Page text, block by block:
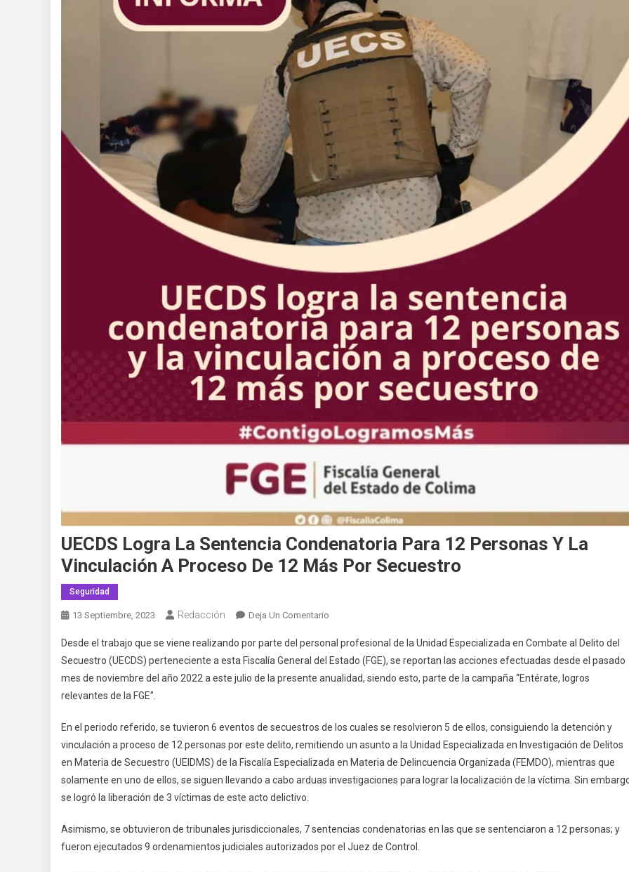
UECDS Logra La Sentencia Condenatoria Para 12 Personas Y La
Vinculación A Proceso De 12 Más Por Secuestro
Seguridad
13 Septiembre, 2023 Redacción Deja Un Comentario
Logra
La
Sentencia
12
Personas
Y
La
Proceso
Desde el trabajo que se viene realizando por parte del personal profesional de la Unidad Especializada en Combate al Delito del
Secuestro (UECDS) perteneciente a esta Fiscalía General del Estado (FGE), se reportan las acciones efectuadas desde el pasado
mes de noviembre del año 2022 a este julio de la presente anualidad, siendo esto, parte de la campaña “Entérate, logros
relevantes de la FGE”.
En el periodo referido, se tuvieron 6 eventos de secuestros de los cuales se resolvieron 5 de ellos, consiguiendo la detención y
vinculación a proceso de 12 personas por este delito, remitiendo un asunto a la Unidad Especializada en Investigación de Delitos
en Materia de Secuestro (UEIDMS) de la Fiscalía Especializada en Materia de Delincuencia Organizada (FEMDO), mientras que
solamente en uno de ellos, se siguen llevando a cabo arduas investigaciones para lograr la localización de la víctima. Sin
se logró la liberación de 3 víctimas de este acto delictivo.
Asimismo, se obtuvieron de tribunales jurisdiccionales, 7 sentencias condenatorias en las que se sentenciaron a 12 personas; y
fueron ejecutados 9 ordenamientos judiciales autorizados por el Juez de Control.